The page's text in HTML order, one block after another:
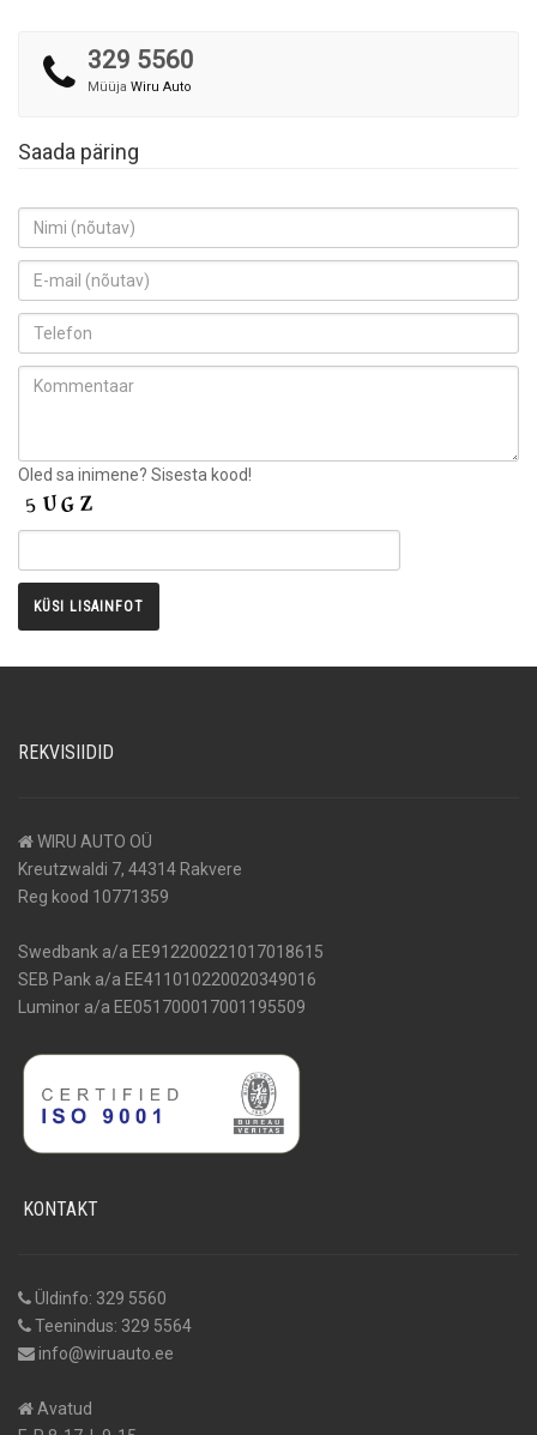
329 5560
Müüja Wiru Auto
Saada päring
Oled sa inimene? Sisesta kood!
REKVISIIDID
WIRU AUTO OÜ
Kreutzwaldi 7, 44314 Rakvere
Reg kood 10771359
Swedbank a/a EE912200221017018615
SEB Pank a/a EE411010220020349016
Luminor a/a EE051700017001195509
KONTAKT
Üldinfo: 329 5560
Teenindus: 329 5564
info@wiruauto.ee
Avatud